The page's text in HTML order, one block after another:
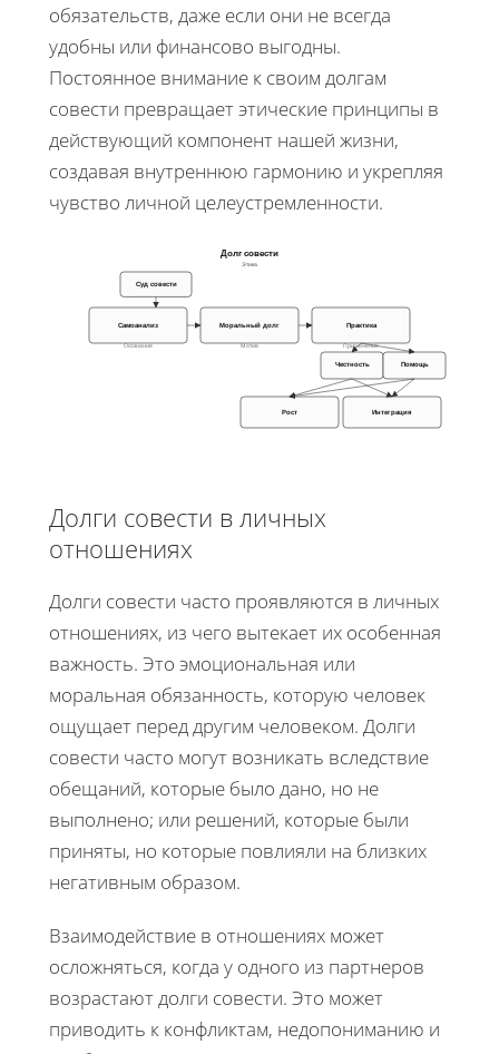
обязательств, даже если они не всегда
удобны или финансово выгодны.
Постоянное внимание к своим долгам
совести превращает этические принципы в
действующий компонент нашей жизни,
создавая внутреннюю гармонию и укрепляя
чувство личной целеустремленности.
Долг совести
Этика
Суд совести
Самоанализ Моральный долг Практика
Честность Помощь
Рост Интеграция
Осознание Мотив Применение
Долги совести в личных
отношениях
Долги совести часто проявляются в личных
отношениях, из чего вытекает их особенная
важность. Это эмоциональная или
моральная обязанность, которую человек
ощущает перед другим человеком. Долги
совести часто могут возникать вследствие
обещаний, которые было дано, но не
выполнено; или решений, которые были
приняты, но которые повлияли на близких
негативным образом.
Взаимодействие в отношениях может
осложняться, когда у одного из партнеров
возрастают долги совести. Это может
приводить к конфликтам, недопониманию и